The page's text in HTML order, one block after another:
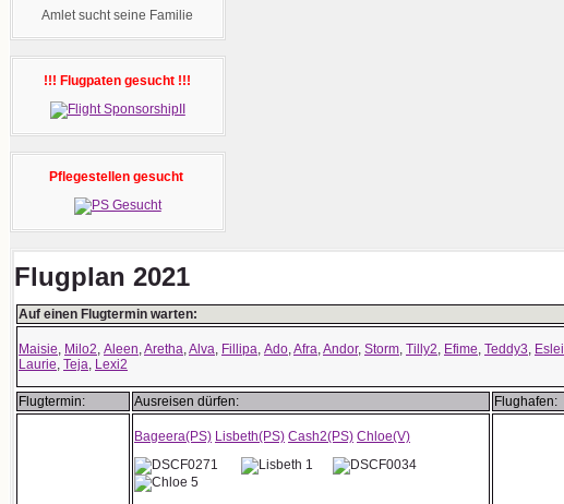
Amlet sucht seine Familie
!!! Flugpaten gesucht !!!
Pflegestellen gesucht
Flugplan 2021
Auf einen Flugtermin warten:
Maisie, Milo2, Aleen,Aretha,Alva, Fillipa, Ado,Afra,Andor, Storm, Tilly2, Efime, Teddy3, Eslei
Laurie, Teja, Lexi2
Flugtermin: Ausreisen dürfen: Flughafen:
Bageera(PS) Lisbeth(PS) Cash2(PS) Chloe(V)